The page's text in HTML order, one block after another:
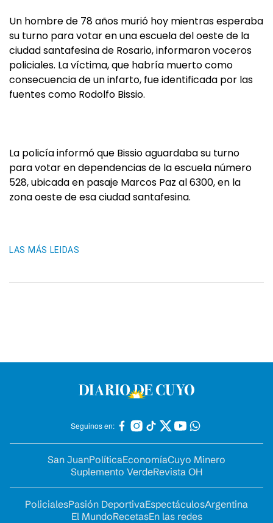
Un hombre de 78 años murió hoy mientras esperaba
su turno para votar en una escuela del oeste de la
ciudad santafesina de Rosario, informaron voceros
policiales. La víctima, que habría muerto como
consecuencia de un infarto, fue identificada por las
fuentes como Rodolfo Bissio.
La policía informó que Bissio aguardaba su turno
para votar en dependencias de la escuela número
528, ubicada en pasaje Marcos Paz al 6300, en la
zona oeste de esa ciudad santafesina.
LAS MÁS LEIDAS
Seguinos en:
San JuanPolíticaEconomíaCuyo Minero
Suplemento VerdeRevista OH
PolicialesPasión DeportivaEspectáculosArgentina
El MundoRecetasEn las redes